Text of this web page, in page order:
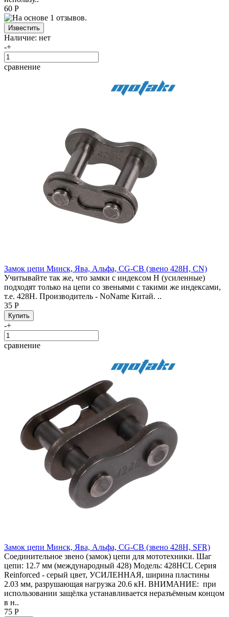
60 Р
Наличие: нет
-+
сравнение
Замок цепи Минск, Ява, Альфа, CG-CB (звено 428H, CN)
Учитывайте так же, что замки с индексом H (усиленные)
подходят только на цепи со звеньями с такими же индексами,
т.е. 428H. Производитель - NoName Китай. ..
35 Р
-+
сравнение
Замок цепи Минск, Ява, Альфа, CG-CB (звено 428H, SFR)
Соединительное звено (замок) цепи для мототехники. Шаг
цепи: 12.7 мм (международный 428) Модель: 428HCL Серия
Reinforced - серый цвет, УСИЛЕННАЯ, ширина пластины
2.03 мм, разрушающая нагрузка 20.6 кН. ВНИМАНИЕ: при
использовании защёлка устанавливается неразъёмным концом
в н..
75 Р